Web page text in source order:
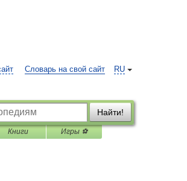
RU
Словарь на свой сайт
Найти!
Книги Игры ⚽